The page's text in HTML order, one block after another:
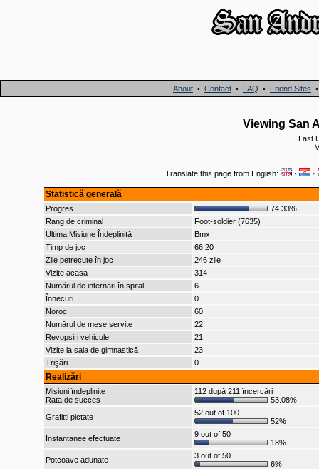
About • Contact • FAQ • Friend Sites
Viewing San
Last
Translate this page from English: · ·
Statistică generală
Progres
74.33%
Rang de criminal
Foot-soldier (7635)
Ultima Misiune Îndeplinită
Bmx
Timp de joc
66:20
Zile petrecute în joc
246 zile
Vizite acasa
314
Numărul de internări în spital
6
Înnecuri
0
Noroc
60
Numărul de mese servite
22
Revopsiri vehicule
21
Vizite la sala de gimnastică
23
Trişări
0
Realizări
Misiuni îndeplinite
Rata de succes
112 după 211 încercări
53.08%
Grafitti pictate
52 out of 100
52%
Instantanee efectuate
9 out of 50
18%
Potcoave adunate
3 out of 50
6%